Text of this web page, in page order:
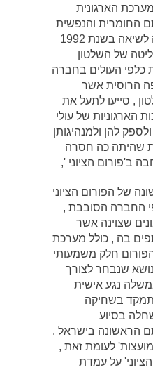
הארגונית
החומרית והנפשית
של העולים , אשר הגיעה לשיאה בשנת 1992
של השלטון
כלפי העולים בחברה
הרוסית אשר
, סייעו לתעל את
הארגוניות של עולי
להן ולמנהיגותן
שהיתה כה חסרה
ב'פורום הציוני ',
של הפורום הציוני
החברה הסובבת ,
שצוינה אשר
בה , כולל מערכת
חלק משמעותי
שנבחר לצורך
נגע אישית
בשחיקה
בסיוע
הראשונה בישראל .
לעומת זאת ,
על עמדת